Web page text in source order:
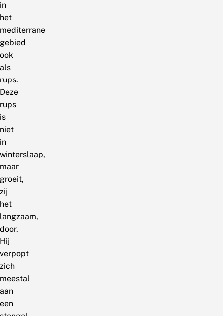
in
het
mediterrane
gebied
ook
als
rups.
Deze
rups
is
niet
in
winterslaap,
maar
groeit,
zij
het
langzaam,
door.
Hij
verpopt
zich
meestal
aan
een